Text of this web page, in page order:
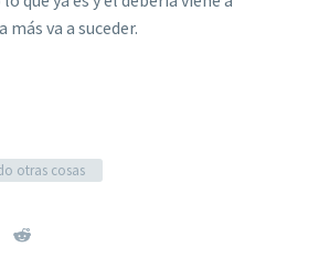
va a suceder.
otras cosas